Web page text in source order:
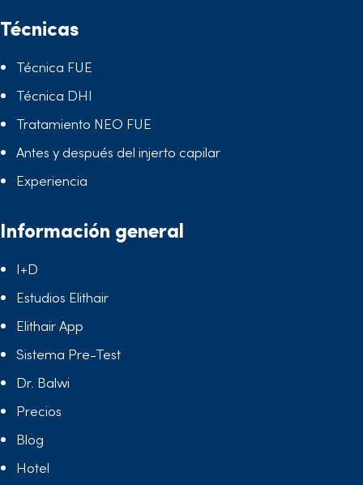
Técnicas
Técnica FUE
Técnica DHI
Tratamiento NEO FUE
Antes y después del injerto capilar
Experiencia
Información general
I+D
Estudios Elithair
Elithair App
Sistema Pre-Test
Dr. Balwi
Precios
Blog
Hotel